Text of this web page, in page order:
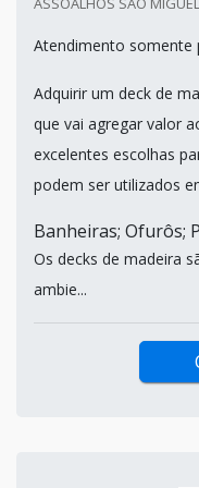
Atendimento somente
Adquirir um deck de
que vai agregar valor
excelentes escolhas
podem ser utilizados
Banheiras; Ofurôs;
Os decks de madeira
ambie...